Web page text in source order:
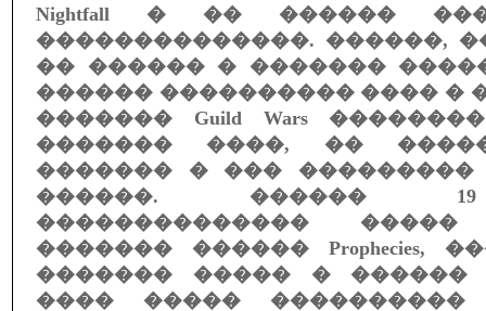
Nightfall � �� ������
��������������. ������,
�� ������ � �������
������ ���������� ���� � �
������� Guild Wars
������� ����, ��
������� � ��� ���������
������. ������
�������������� �����
������� ������ Prophecies,
������� ����� � ������
���� ����� ����������